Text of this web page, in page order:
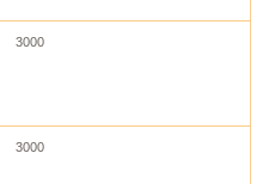
3000
3000